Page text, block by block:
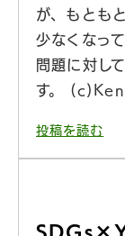
が、もとも
少なくなっ
問題に対し
す。
投稿を読む